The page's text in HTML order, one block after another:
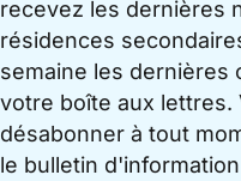
recevez les dernières
résidences
semaine les dernières
votre boîte aux lettres.
désabonner à tout
le bulletin